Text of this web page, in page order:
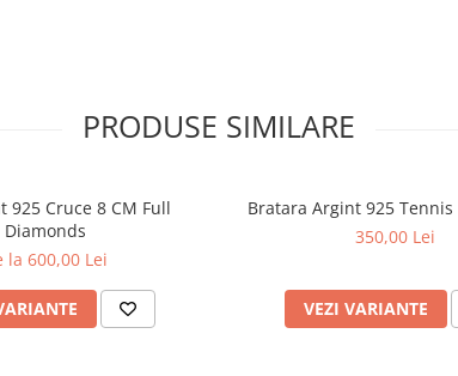
PRODUSE SIMILARE
925 Cruce 8 CM Full
Diamonds
la 600,00 Lei
Bratara Argint 925 Tennis
350,00 Lei
VEZI VARIANTE